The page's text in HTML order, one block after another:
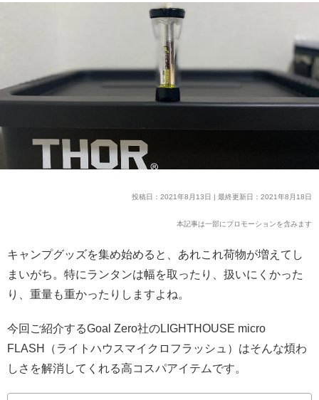
投稿日：2021年8月13日 | 最終更新日：2021年8月18日
本記事は一部にプロモーションを含みます
キャンプグッズを集め始めると、あれこれ荷物が増えてし
まいがち。特にランタンは幅を取ったり、扱いにくかった
り、重量も重かったりしますよね。
今回ご紹介するGoal Zero社のLIGHTHOUSE micro
FLASH（ライトハウスマイクロフラッシュ）はそんな煩わ
しさを解消してくれる高コスパアイテムです。